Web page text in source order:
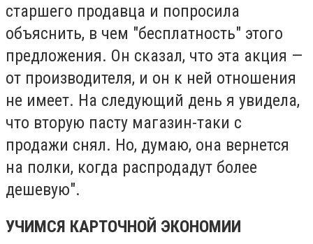
старшего продавца и попросила
объяснить, в чем "бесплатность" этого
предложения. Он сказал, что эта акция —
от производителя, и он к ней отношения
не имеет. На следующий день я увидела,
что вторую пасту магазин-таки с
продажи снял. Но, думаю, она вернется
на полки, когда распродадут более
дешевую".
УЧИМСЯ КАРТОЧНОЙ ЭКОНОМИИ